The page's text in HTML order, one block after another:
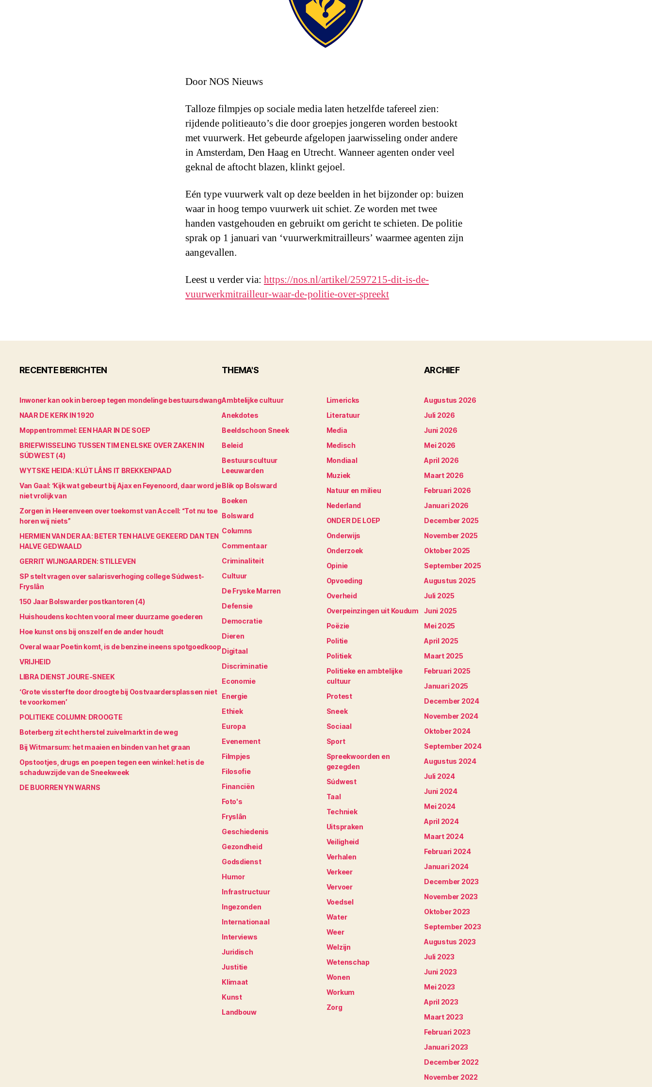
Door NOS Nieuws
Talloze filmpjes op sociale media laten hetzelfde tafereel zien:
rijdende politieauto’s die door groepjes jongeren worden bestookt
met vuurwerk. Het gebeurde afgelopen jaarwisseling onder andere
in Amsterdam, Den Haag en Utrecht. Wanneer agenten onder veel
geknal de aftocht blazen, klinkt gejoel.
Eén type vuurwerk valt op deze beelden in het bijzonder op: buizen
waar in hoog tempo vuurwerk uit schiet. Ze worden met twee
handen vastgehouden en gebruikt om gericht te schieten. De politie
sprak op 1 januari van ‘vuurwerkmitrailleurs’ waarmee agenten zijn
aangevallen.
Leest u verder via: https://nos.nl/artikel/2597215-dit-is-de-
vuurwerkmitrailleur-waar-de-politie-over-spreekt
RECENTE BERICHTEN
Inwoner kan ook in beroep tegen mondelinge bestuursdwang
NAAR DE KERK IN 1920
Moppentrommel: EEN HAAR IN DE SOEP
BRIEFWISSELING TUSSEN TIM EN ELSKE OVER ZAKEN IN
SÚDWEST (4)
WYTSKE HEIDA: KLÚT LÂNS IT BREKKENPAAD
Van Gaal: ‘Kijk wat gebeurt bij Ajax en Feyenoord, daar word je
niet vrolijk van
Zorgen in Heerenveen over toekomst van Accell: “Tot nu toe
horen wij niets”
HERMIEN VAN DER AA: BETER TEN HALVE GEKEERD DAN TEN
HALVE GEDWAALD
GERRIT WIJNGAARDEN: STILLEVEN
SP stelt vragen over salarisverhoging college Súdwest-
Fryslân
150 Jaar Bolswarder postkantoren (4)
Huishoudens kochten vooral meer duurzame goederen
Hoe kunst ons bij onszelf en de ander houdt
Overal waar Poetin komt, is de benzine ineens spotgoedkoop
VRIJHEID
LIBRA DIENST JOURE-SNEEK
‘Grote vissterfte door droogte bij Oostvaardersplassen niet
te voorkomen’
POLITIEKE COLUMN: DROOGTE
Boterberg zit echt herstel zuivelmarkt in de weg
Bij Witmarsum: het maaien en binden van het graan
Opstootjes, drugs en poepen tegen een winkel: het is de
schaduwzijde van de Sneekweek
DE BUORREN YN WARNS
THEMA'S
Ambtelijke cultuur
Anekdotes
Beeldschoon Sneek
Beleid
Bestuurscultuur
Leeuwarden
Blik op Bolsward
Boeken
Bolsward
Columns
Commentaar
Criminaliteit
Cultuur
De Fryske Marren
Defensie
Democratie
Dieren
Digitaal
Discriminatie
Economie
Energie
Ethiek
Europa
Evenement
Filmpjes
Filosofie
Financiën
Foto's
Fryslân
Geschiedenis
Gezondheid
Godsdienst
Humor
Infrastructuur
Ingezonden
Internationaal
Interviews
Juridisch
Justitie
Klimaat
Kunst
Landbouw
Limericks
Literatuur
Media
Medisch
Mondiaal
Muziek
Natuur en milieu
Nederland
ONDER DE LOEP
Onderwijs
Onderzoek
Opinie
Opvoeding
Overheid
Overpeinzingen uit Koudum
Poëzie
Politie
Politiek
Politieke en ambtelijke
cultuur
Protest
Sneek
Sociaal
Sport
Spreekwoorden en
gezegden
Súdwest
Taal
Techniek
Uitspraken
Veiligheid
Verhalen
Verkeer
Vervoer
Voedsel
Water
Weer
Welzijn
Wetenschap
Wonen
Workum
Zorg
ARCHIEF
Augustus 2026
Juli 2026
Juni 2026
Mei 2026
April 2026
Maart 2026
Februari 2026
Januari 2026
December 2025
November 2025
Oktober 2025
September 2025
Augustus 2025
Juli 2025
Juni 2025
Mei 2025
April 2025
Maart 2025
Februari 2025
Januari 2025
December 2024
November 2024
Oktober 2024
September 2024
Augustus 2024
Juli 2024
Juni 2024
Mei 2024
April 2024
Maart 2024
Februari 2024
Januari 2024
December 2023
November 2023
Oktober 2023
September 2023
Augustus 2023
Juli 2023
Juni 2023
Mei 2023
April 2023
Maart 2023
Februari 2023
Januari 2023
December 2022
November 2022